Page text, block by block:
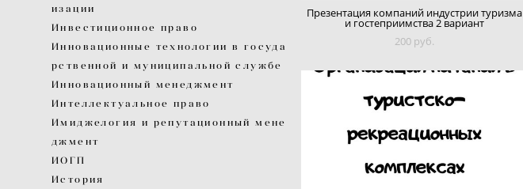
изации
Инвестиционное право
Инновационные технологии в госуда
рственной и муниципальной службе
Инновационный менеджмент
Интеллектуальное право
Имиджелогия и репутационный мене
джмент
ИОГП
История
Презентация компаний индустрии туризма
и гостеприимства 2 вариант
200 pуб.